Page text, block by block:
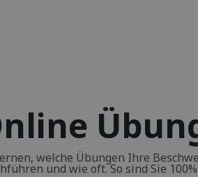
welche Übungen Ihre
und wie oft. So sind Sie